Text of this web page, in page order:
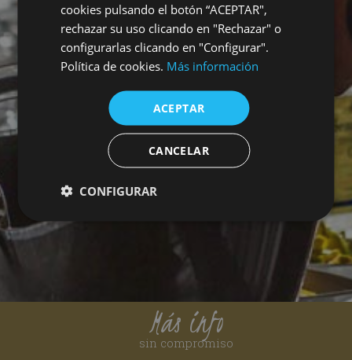
Más info
sin compromiso
cookies pulsando el botón “ACEPTAR",
rechazar su uso clicando en "Rechazar" o
configurarlas clicando en "Configurar".
Política de cookies. Más información
ACEPTAR
CANCELAR
CONFIGURAR